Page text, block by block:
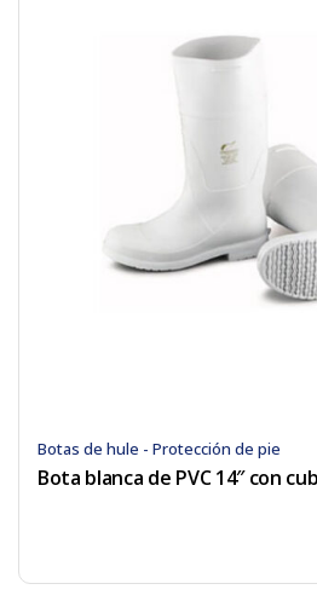
Botas de hule - Protección de pie
Bota blanca de PVC 14″ con